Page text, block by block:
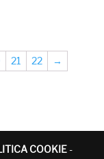
21 22 →
COOKIE-